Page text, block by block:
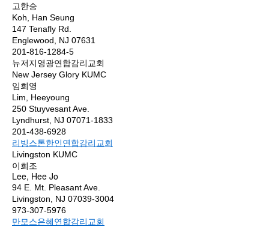
고한승
Koh, Han Seung
147 Tenafly Rd.
Englewood, NJ 07631
201-816-1284-5
뉴저지영광연합감리교회
New Jersey Glory KUMC
임희영
Lim, Heeyoung
250 Stuyvesant Ave.
Lyndhurst, NJ 07071-1833
201-438-6928
리빙스톤한인연합감리교회
Livingston KUMC
이희조
Lee, Hee Jo
94 E. Mt. Pleasant Ave.
Livingston, NJ 07039-3004
973-307-5976
만모스은혜연합감리교회